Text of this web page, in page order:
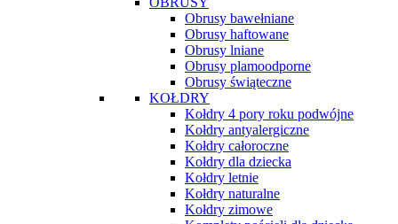
Obrusy bawełniane
Obrusy haftowane
Obrusy lniane
Obrusy plamoodporne
Obrusy świąteczne
KOŁDRY
Kołdry 4 pory roku podwójne
Kołdry antyalergiczne
Kołdry całoroczne
Kołdry dla dziecka
Kołdry letnie
Kołdry naturalne
Kołdry zimowe